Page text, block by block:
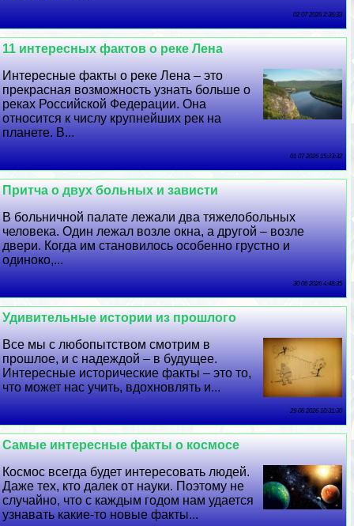
02 07 2026 2:36:33
11 интересных фактов о реке Лена
Интересные факты о реке Лена – это
прекрасная возможность узнать больше о
реках Российской Федерации. Она
относится к числу крупнейших рек на
планете. В...
01 07 2026 15:23:32
Притча о двух больных и зависти
В больничной палате лежали два тяжелобольных
человека. Один лежал возле окна, а другой – возле
двери. Когда им становилось особенно грустно и
одиноко,...
30 06 2026 4:48:35
Удивительные истории из прошлого
Все мы с любопытством смотрим в
прошлое, и с надеждой – в будущее.
Интересные исторические факты – это то,
что может нас учить, вдохновлять и...
29 06 2026 10:31:30
Самые интересные факты о космосе
Космос всегда будет интересовать людей.
Даже тех, кто далек от науки. Поэтому не
случайно, что с каждым годом нам удается
узнавать какие-то новые факты...